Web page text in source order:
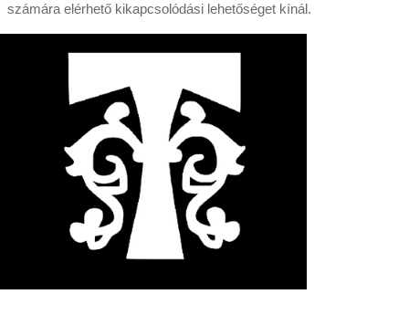
számára elérhető kikapcsolódási lehetőséget kínál.